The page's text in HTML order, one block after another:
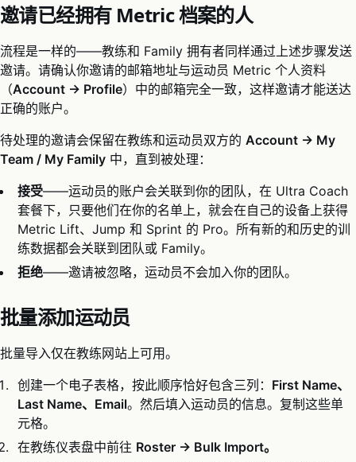
邀请已经拥有 Metric 档案的人
流程是一样的——教练和 Family 拥有者同样通过上述步骤发送
邀请。请确认你邀请的邮箱地址与运动员 Metric 个人资料
（Account → Profile）中的邮箱完全一致，这样邀请才能送达
正确的账户。
待处理的邀请会保留在教练和运动员双方的 Account → My
Team / My Family 中，直到被处理：
接受——运动员的账户会关联到你的团队，在 Ultra Coach
套餐下，只要他们在你的名单上，就会在自己的设备上获得
Metric Lift、Jump 和 Sprint 的 Pro。所有新的和历史的训
练数据都会关联到团队或 Family。
拒绝——邀请被忽略，运动员不会加入你的团队。
批量添加运动员
批量导入仅在教练网站上可用。
创建一个电子表格，按此顺序恰好包含三列： First Name、
Last Name、Email。然后填入运动员的信息。复制这些单
元格。
在教练仪表盘中前往 Roster → Bulk Import。